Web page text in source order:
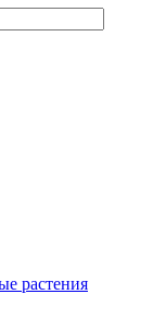
растения